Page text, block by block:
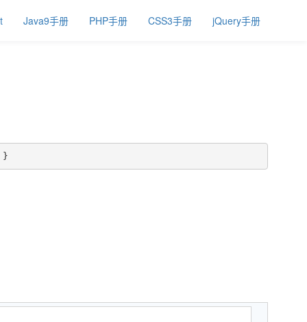
Java9手册 PHP手册 CSS3手册 jQuery手册
}